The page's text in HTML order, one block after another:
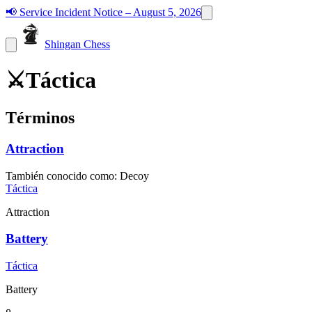
📢 Service Incident Notice – August 5, 2026
Shingan Chess
⚔️Táctica
Términos
Attraction
También conocido como: Decoy
Táctica
Attraction
Battery
Táctica
Battery